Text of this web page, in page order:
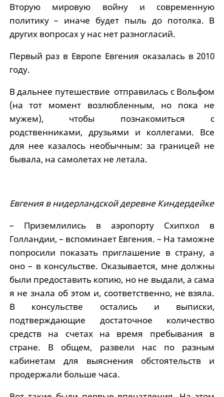
Вторую мировую войну и современную
политику – иначе будет пыль до потолка. В
других вопросах у нас нет разногласий.
Первый раз в Европе Евгения оказалась в 2010
году.
В дальнее путешествие отправилась с Вольфом
(на тот момент возлюбленным, но пока не
мужем), чтобы познакомиться с
родственниками, друзьями и коллегами. Все
для нее казалось необычным: за границей не
бывала, на самолетах не летала.
Евгения в нидерландской деревне Киндердейке
– Приземлились в аэропорту Схипхол в
Голландии, – вспоминает Евгения. – На таможне
попросили показать приглашение в страну, а
оно – в консульстве. Оказывается, мне должны
были предоставить копию, но не выдали, а сама
я не знала об этом и, соответственно, не взяла.
В консульстве остались и выписки,
подтверждающие достаточное количество
средств на счетах на время пребывания в
стране. В общем, развели нас по разным
кабинетам для выяснения обстоятельств и
продержали больше часа.